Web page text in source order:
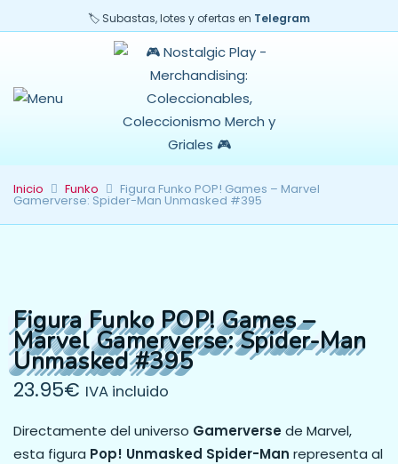
🏷️ Subastas, lotes y ofertas en Telegram
Inicio Funko Figura Funko POP! Games – Marvel
Gamerverse: Spider-Man Unmasked #395
Figura Funko POP! Games –
Marvel Gamerverse: Spider-Man
Unmasked #395
23.95€ IVA incluido
Directamente del universo Gamerverse de Marvel,
esta figura Pop! Unmasked Spider-Man representa al